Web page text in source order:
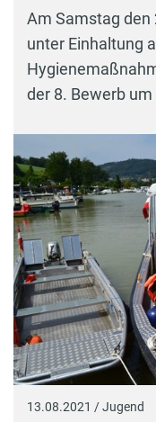
Am Samstag den
unter Einhaltung
der 8. Bewerb
13.08.2021 / Jugend